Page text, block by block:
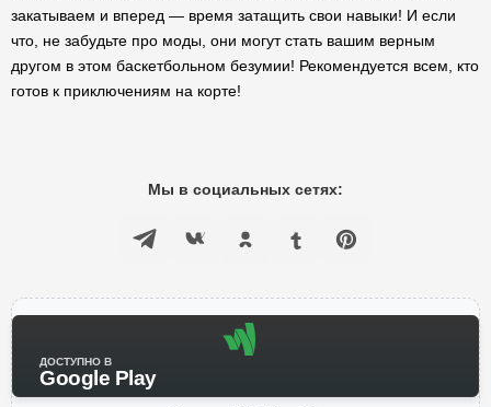
закатываем и вперед — время затащить свои навыки! И если
что, не забудьте про моды, они могут стать вашим верным
другом в этом баскетбольном безумии! Рекомендуется всем, кто
готов к приключениям на корте!
Мы в социальных сетях:
ДОСТУПНО В
Google Play